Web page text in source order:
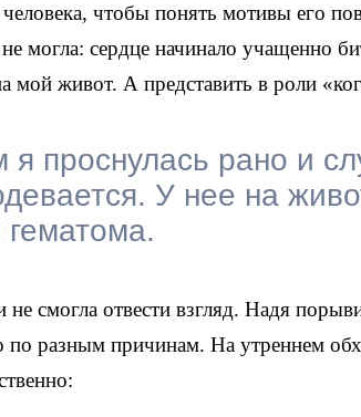
чтобы понять мотивы его
могла: сердце начинало учащенно
мой живот. А представить в роли
я проснулась рано и
У нее на
гематома.
не смогла отвести взгляд. Надя
по разным причинам. На утреннем